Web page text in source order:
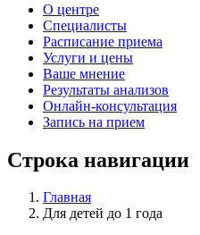
О центре
Специалисты
Расписание приема
Услуги и цены
Ваше мнение
Результаты анализов
Онлайн-консультация
Запись на прием
Строка навигации
Главная
Для детей до 1 года